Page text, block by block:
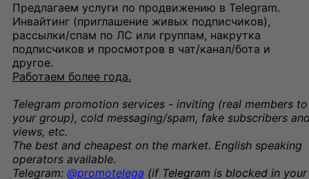
Предлагаем услуги по продвижению в Telegram.
Инвайтинг (приглашение живых подписчиков),
рассылки/спам по ЛС или группам, накрутка
подписчиков и просмотров в чат/канал/бота и
другое.
Работаем более года.
Telegram promotion services - inviting (real members to
your group), cold messaging/spam, fake subscribers
views, etc.
The best and cheapest on the market. English speaking
operators available.
Telegram: @promotelega (if Telegram is blocked in your